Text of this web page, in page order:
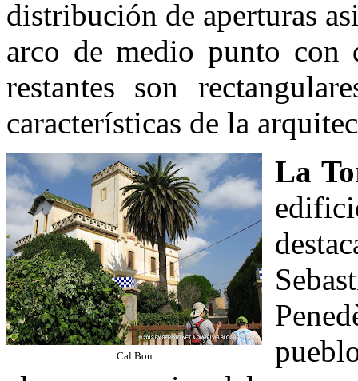
distribución de aperturas
arco de medio punto con
restantes son
características de la
Cal Bou
La